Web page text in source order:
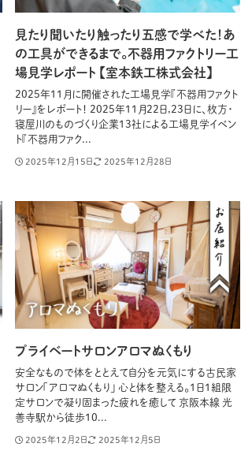
見たり聞いたり触ったり五感で学べた！あ
の工具ができるまで。不器用ファクトリー工
場見学レポート 【室本鉄工株式会社】
2025年11月に開催された工場見学『不器用ファクト
リー』をレポート！ 2025年11月22日,23日に、枚方・
寝屋川のものづくり企業13社による工場見学イベン
ト『不器用ファク...
2025年12月15日 2025年12月28日
プライベートサロンアロマぬくもり
安全なもので体をととえて自分を元気にする古民家
サロン「アロマぬくもり」 心と体を整える。1日1組限
定サロンで凝り固まった疲れを癒して 京阪本線 光
善寺駅から徒歩10...
2025年12月2日 2025年12月5日